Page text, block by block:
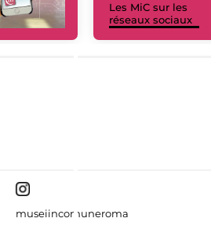
Les MiC sur les
réseaux sociaux
museiincomuneroma